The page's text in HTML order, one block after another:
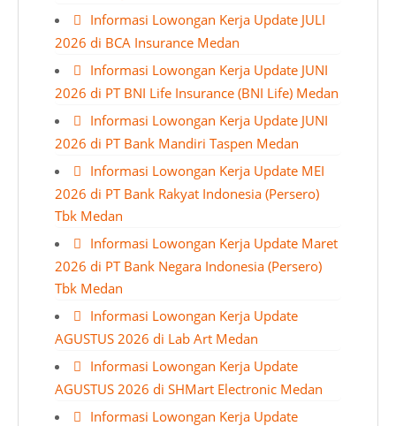
Informasi Lowongan Kerja Update JULI
2026 di BCA Insurance Medan
Informasi Lowongan Kerja Update JUNI
2026 di PT BNI Life Insurance (BNI Life) Medan
Informasi Lowongan Kerja Update JUNI
2026 di PT Bank Mandiri Taspen Medan
Informasi Lowongan Kerja Update MEI
2026 di PT Bank Rakyat Indonesia (Persero)
Tbk Medan
Informasi Lowongan Kerja Update Maret
2026 di PT Bank Negara Indonesia (Persero)
Tbk Medan
Informasi Lowongan Kerja Update
AGUSTUS 2026 di Lab Art Medan
Informasi Lowongan Kerja Update
AGUSTUS 2026 di SHMart Electronic Medan
Informasi Lowongan Kerja Update